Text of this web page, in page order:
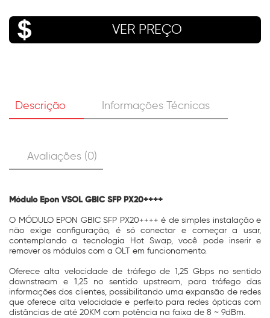
VER PREÇO
Descrição Informações Técnicas
Avaliações (0)
Módulo Epon VSOL GBIC SFP PX20++++
O MÓDULO EPON GBIC SFP PX20++++ é de simples instalação e
não exige configuração, é só conectar e começar a usar,
contemplando a tecnologia Hot Swap, você pode inserir e
remover os módulos com a OLT em funcionamento.
Oferece alta velocidade de tráfego de 1,25 Gbps no sentido
downstream e 1,25 no sentido upstream, para tráfego das
informações dos clientes, possibilitando uma expansão de redes
que oferece alta velocidade e perfeito para redes ópticas com
distâncias de até 20KM com potência na faixa de 8 ~ 9dBm.